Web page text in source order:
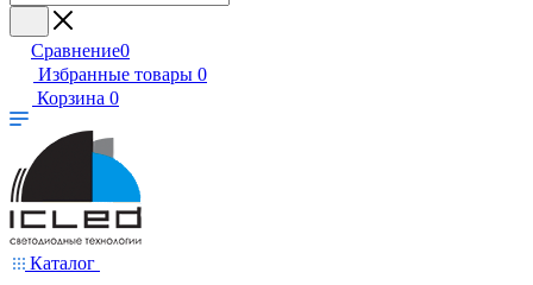
Сравнение0
Избранные товары 0
Корзина 0
Каталог